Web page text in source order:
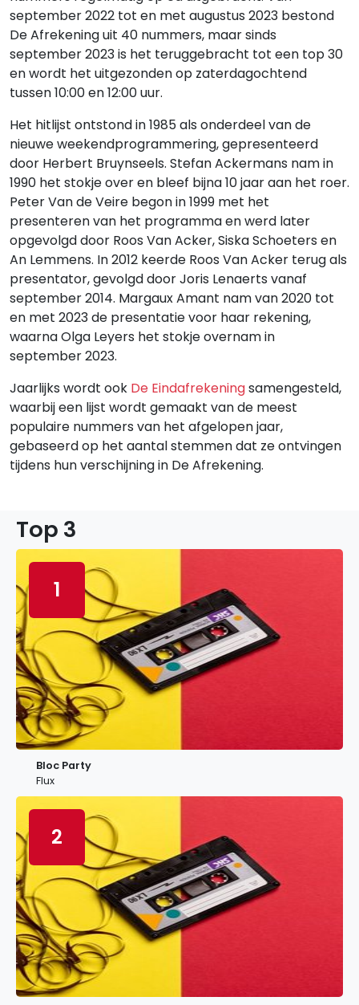
september 2022 tot en met augustus 2023 bestond
De Afrekening uit 40 nummers, maar sinds
september 2023 is het teruggebracht tot een top 30
en wordt het uitgezonden op zaterdagochtend
tussen 10:00 en 12:00 uur.
Het hitlijst ontstond in 1985 als onderdeel van de
nieuwe weekendprogrammering, gepresenteerd
door Herbert Bruynseels. Stefan Ackermans nam in
1990 het stokje over en bleef bijna 10 jaar aan het roer.
Peter Van de Veire begon in 1999 met het
presenteren van het programma en werd later
opgevolgd door Roos Van Acker, Siska Schoeters en
An Lemmens. In 2012 keerde Roos Van Acker terug als
presentator, gevolgd door Joris Lenaerts vanaf
september 2014. Margaux Amant nam van 2020 tot
en met 2023 de presentatie voor haar rekening,
waarna Olga Leyers het stokje overnam in
september 2023.
Jaarlijks wordt ook De Eindafrekeningsamengesteld,
waarbij een lijst wordt gemaakt van de meest
populaire nummers van het afgelopen jaar,
gebaseerd op het aantal stemmen dat ze ontvingen
tijdens hun verschijning in De Afrekening.
Top 3
1
Bloc Party
Flux
2